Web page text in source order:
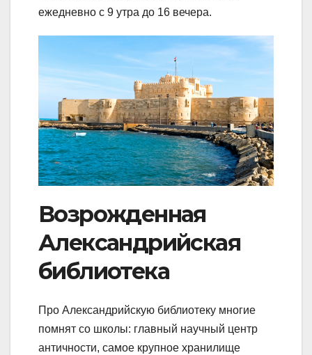
ежедневно с 9 утра до 16 вечера.
Возрожденная
Александрийская
библиотека
Про Александрийскую библиотеку многие
помнят со школы: главный научный центр
античности, самое крупное хранилище